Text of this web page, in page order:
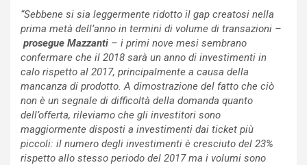
“Sebbene si sia leggermente ridotto il gap creatosi nella
prima metà dell’anno in termini di volume di transazioni –
prosegue Mazzanti – i primi nove mesi sembrano
confermare che il 2018 sarà un anno di investimenti in
calo rispetto al 2017, principalmente a causa della
mancanza di prodotto. A dimostrazione del fatto che ciò
non è un segnale di difficoltà della domanda quanto
dell’offerta, rileviamo che gli investitori sono
maggiormente disposti a investimenti dai ticket più
piccoli: il numero degli investimenti è cresciuto del 23%
rispetto allo stesso periodo del 2017 ma i volumi sono